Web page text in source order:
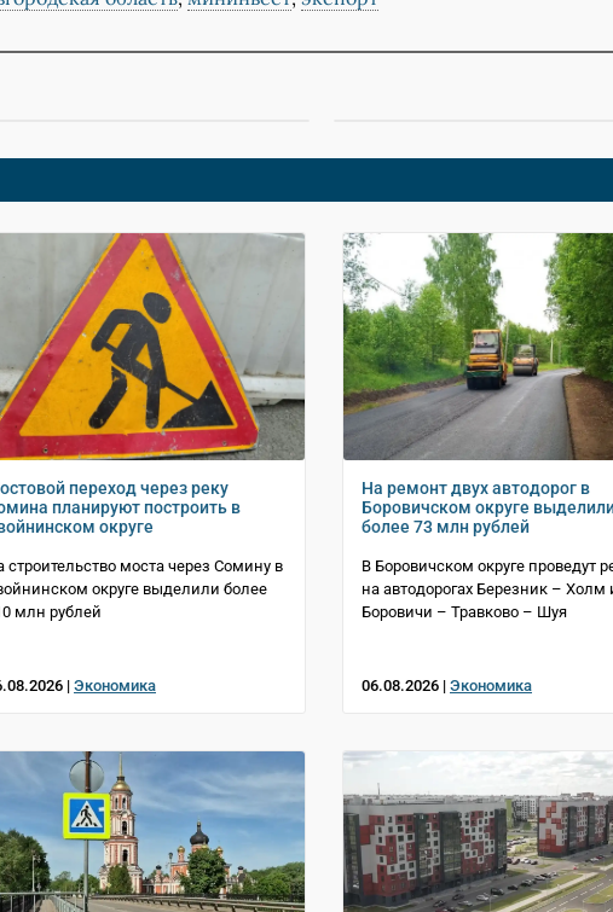
переход через реку
планируют построить в
округе
строительство моста через Сомину в
округе выделили более
млн рублей
| Экономика
На ремонт двух автодорог в
Боровичском округе
более 73 млн рублей
В Боровичском округе проведут
на автодорогах Березник – Холм
Боровичи – Травково – Шуя
06.08.2026 | Экономика